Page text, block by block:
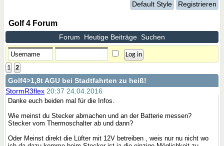
Default Style Registrieren
Golf 4 Forum
Forum Heutige Beiträge Suchen
1 2
Golf4>1,8t AGU bei Stadtfahrten zu heiß!
StormR3flex 20:37 24.04.2016
Danke euch beiden mal für die Infos.
Wie meinst du Stecker abmachen und an der Batterie messen?
Stecker vom Thermoschalter ab und dann?
Oder Meinst direkt die Lüfter mit 12V betreiben , weis nur nu nicht wo